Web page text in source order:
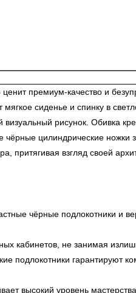
премиум-качество и
сиденье и спинку в
рисунок. Обивка
цилиндрические
взгляд своей
чёрные подлокотники и
кабинетов, не занимая
подлокотники гарантируют
высокий уровень